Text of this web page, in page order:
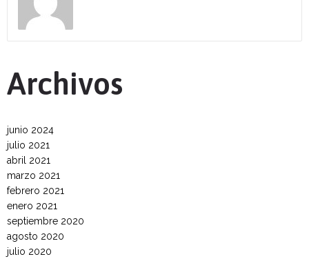
Archivos
junio 2024
julio 2021
abril 2021
marzo 2021
febrero 2021
enero 2021
septiembre 2020
agosto 2020
julio 2020